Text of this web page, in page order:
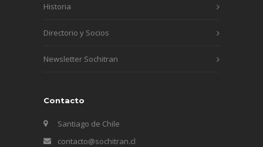
Historia
Directorio y Socios
Newsletter Sochitran
Contacto
Santiago de Chile
contacto@sochitran.cl